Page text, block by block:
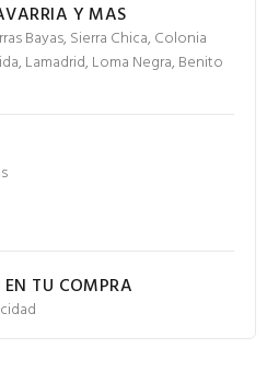
Y MAS
Bayas, Sierra Chica, Colonia
Lamadrid, Loma Negra, Benito
TU COMPRA